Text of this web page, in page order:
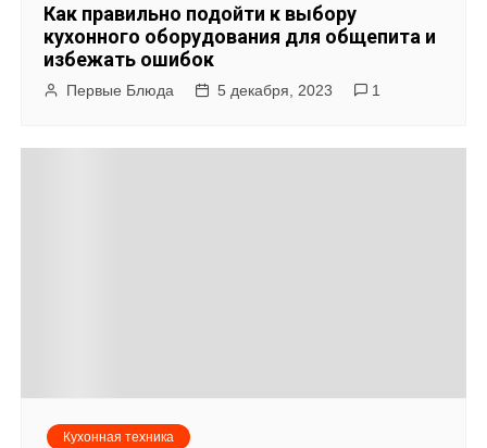
Как правильно подойти к выбору
кухонного оборудования для общепита и
избежать ошибок
Первые Блюда 5 декабря, 2023 1
Кухонная техника